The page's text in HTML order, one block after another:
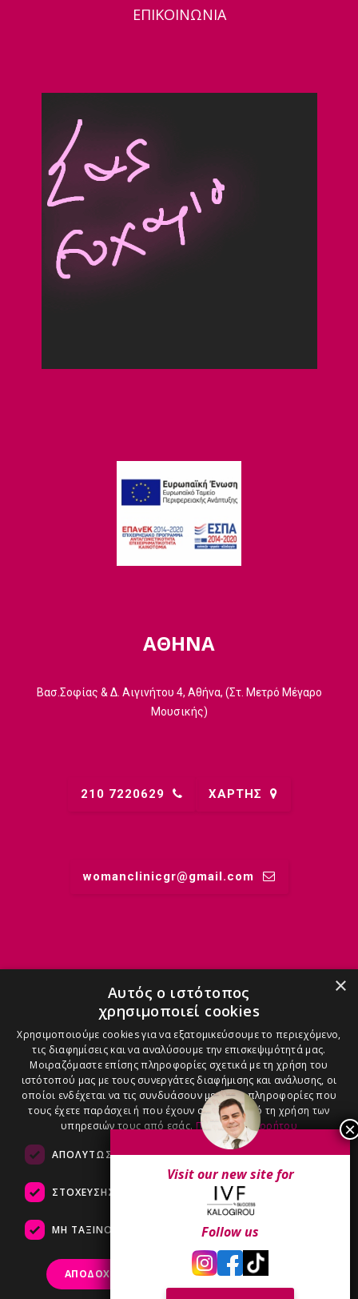
ΕΠΙΚΟΙΝΩΝΙΑ
ΑΘΗΝΑ
Βασ.Σοφίας & Δ. Αιγινήτου 4, Αθήνα, (Στ. Μετρό Μέγαρο
Μουσικής)
210 7220629 ΧΑΡΤΗΣ
womanclinicgr@gmail.comㅤ
ΜΑΙΕΣ
ΑΝΑΣΤΑΣΊΑ - 6971909090
ΑΓΓΕΛΙΚΉ - 6986100600
ΒΆΣΩ - 6983200800
ΚΩΝΣΤΑΝΤΊΝΑ
Visit our new site for
Follow us
×
Αυτός ο ιστότοπος
χρησιμοποιεί cookies
Χρησιμοποιούμε cookies για να εξατομικεύσουμε το περιεχόμενο,
τις διαφημίσεις και να αναλύσουμε την επισκεψιμότητά μας.
Μοιραζόμαστε επίσης πληροφορίες σχετικά με τη χρήση του
ιστότοπού μας με τους συνεργάτες διαφήμισης και ανάλυσης, οι
οποίοι ενδέχεται να τις συνδυάσουν με άλλες πληροφορίες που
τους έχετε παράσχει ή που έχουν συλλέξει από τη χρήση των
υπηρεσιών τους από εσάς. Πολιτική Απορρήτου
ΑΠΟΛΎΤΩΣ ΑΠΑΡΑΊΤΗΤΑ ΑΠΌΔΟΣΗΣ
ΣΤΌΧΕΥΣΗΣ ΛΕΙΤΟΥΡΓΙΚΌΤΗΤΑΣ
ΜΗ ΤΑΞΙΝΟΜΗΜΈΝΑ
ΑΠΟΔΟΧΉ ΌΛΩΝ ΑΠΌΡΡΙΨΗ ΌΛΩΝ